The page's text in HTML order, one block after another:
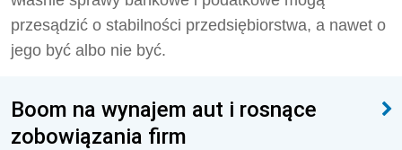
przesądzić o stabilności przedsiębiorstwa, a nawet o
jego być albo nie być.
Boom na wynajem aut i rosnące
zobowiązania firm